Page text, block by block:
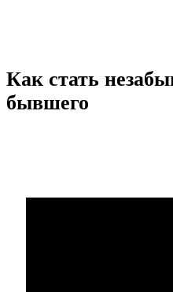
Как стать
бывшего